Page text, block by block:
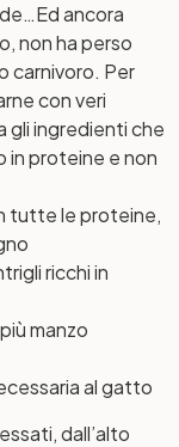
ancora
non ha perso
carnivoro. Per
con veri
gli ingredienti che
in proteine e non
tutte le proteine,
ricchi in
manzo
al gatto
dall’alto